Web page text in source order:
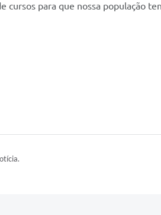
para que nossa população